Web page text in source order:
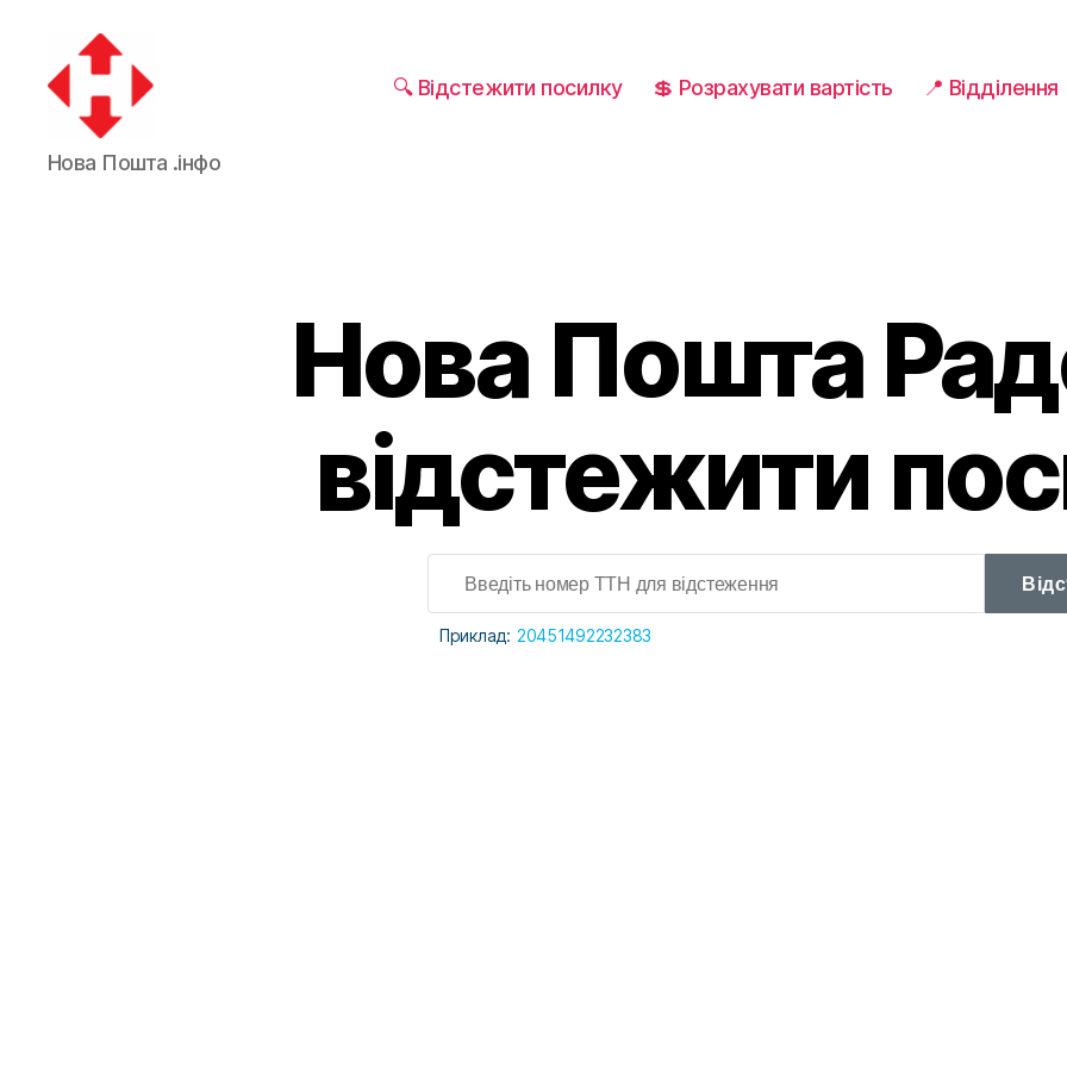
Нова Пошта .інфо
🔍 Відстежити посилку 💲 Розрахувати вартість 📍 Відділення
Нова Пошта
відстежити
Приклад: 20451492232383